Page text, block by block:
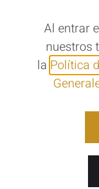
Al entrar
nuestros
la Política